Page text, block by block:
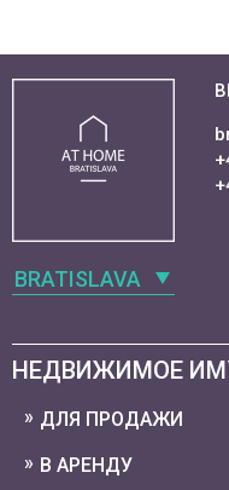
BRATISLAVA
НЕДВИЖИМОЕ
ДЛЯ ПРОДАЖИ
В АРЕНДУ